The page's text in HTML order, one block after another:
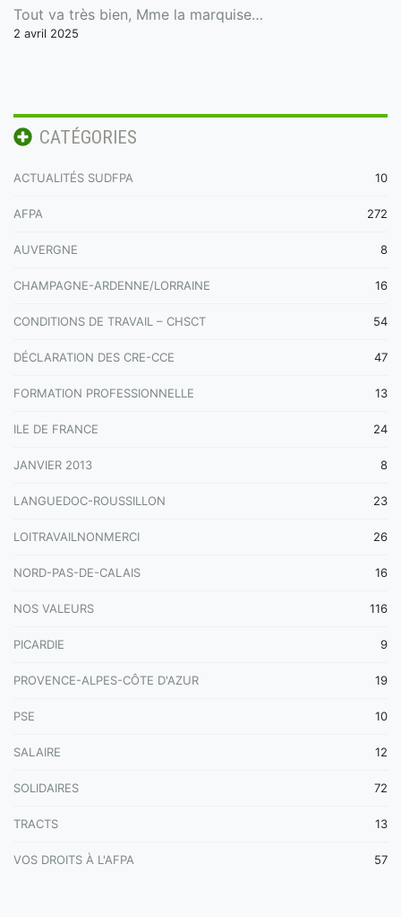
Tout va très bien, Mme la marquise…
2 avril 2025
CATÉGORIES
ACTUALITÉS SUDFPA 10
AFPA 272
AUVERGNE 8
CHAMPAGNE-ARDENNE/LORRAINE 16
CONDITIONS DE TRAVAIL – CHSCT 54
DÉCLARATION DES CRE-CCE 47
FORMATION PROFESSIONNELLE 13
ILE DE FRANCE 24
JANVIER 2013 8
LANGUEDOC-ROUSSILLON 23
LOITRAVAILNONMERCI 26
NORD-PAS-DE-CALAIS 16
NOS VALEURS 116
PICARDIE 9
PROVENCE-ALPES-CÔTE D'AZUR 19
PSE 10
SALAIRE 12
SOLIDAIRES 72
TRACTS 13
VOS DROITS À L'AFPA 57